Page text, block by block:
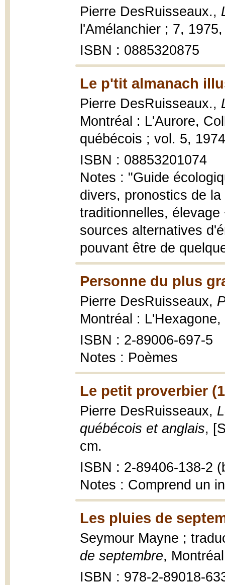
Pierre DesRuisseaux.,
l'Amélanchier ; 7,
ISBN : 0885320875
Le p'tit almanach
Pierre DesRuisseaux.,
Montréal : L'Aurore,
québécois ; vol. 5,
ISBN : 08853201074
Notes : "Guide
divers, pronostics de
traditionnelles,
sources alternatives
pouvant être de
Personne du plus
Pierre DesRuisseaux,
Montréal :
ISBN : 2-89006-697-5
Notes : Poèmes
Le petit proverbier
Pierre DesRuisseaux,
québécois et anglais,
cm.
ISBN : 2-89406-138-2
Notes : Comprend un
Les pluies de
Seymour Mayne ;
de septembre,
ISBN : 978-2-89018-